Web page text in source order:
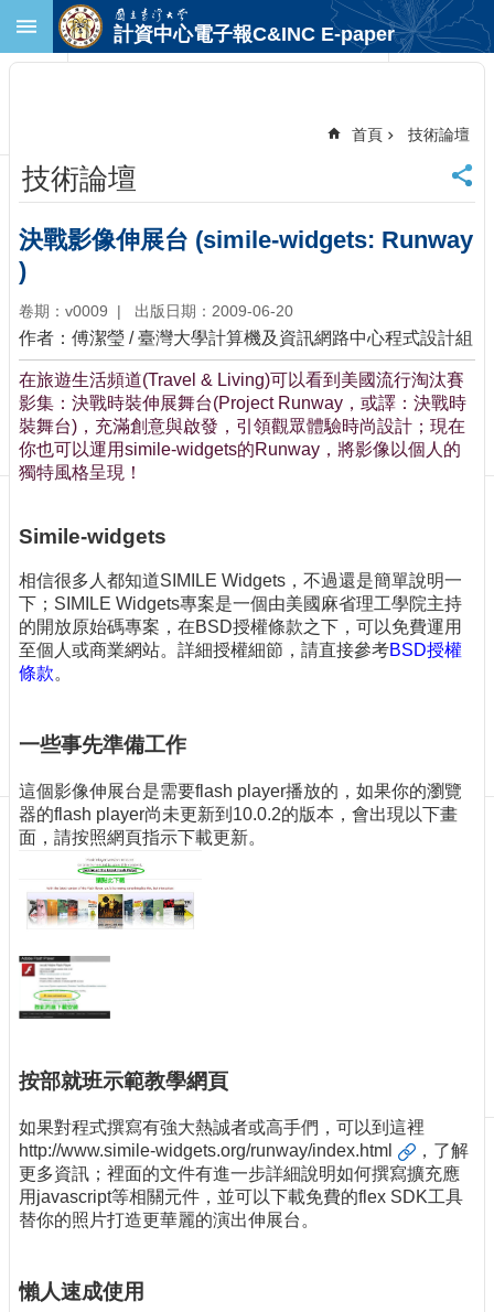
跳到主要內容區塊
首
頁
臺
大
頁
計
首
頁
聯
絡
資
訂
取
消
網
站
導
最
消
息
我
們
出
刊
校
服
務
專
題
報
技
計資中心電子報C&INC E-paper
首頁 技術論壇
技術論壇
決戰影像伸展台 (simile-widgets: Runway
)
卷期：v0009 出版日期：2009-06-20
作者：傅潔瑩 / 臺灣大學計算機及資訊網路中心程式設計組
在旅遊生活頻道(Travel & Living)可以看到美國流行淘汰賽
影集：決戰時裝伸展舞台(Project Runway，或譯：決戰時
裝舞台)，充滿創意與啟發，引領觀眾體驗時尚設計；現在
你也可以運用simile-widgets的Runway，將影像以個人的
獨特風格呈現！
Simile-widgets
相信很多人都知道SIMILE Widgets，不過還是簡單說明一
下；SIMILE Widgets專案是一個由美國麻省理工學院主持
的開放原始碼專案，在BSD授權條款之下，可以免費運用
至個人或商業網站。詳細授權細節，請直接參考BSD授權
條款。
一些事先準備工作
這個影像伸展台是需要flash player播放的，如果你的瀏覽
器的flash player尚未更新到10.0.2的版本，會出現以下畫
面，請按照網頁指示下載更新。
按部就班示範教學網頁
如果對程式撰寫有強大熱誠者或高手們，可以到這裡
http://www.simile-widgets.org/runway/index.html
，了解
更多資訊；裡面的文件有進一步詳細說明如何撰寫擴充應
用javascript等相關元件，並可以下載免費的flex SDK工具
替你的照片打造更華麗的演出伸展台。
懶人速成使用